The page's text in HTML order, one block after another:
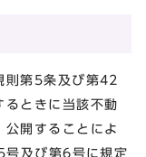
則第5条及び第42
るときに当該不動
公開することによ
号及び第6号に規定